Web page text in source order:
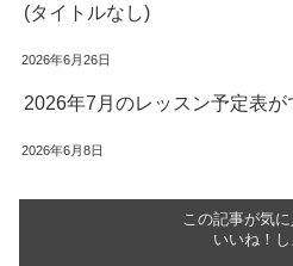
(タイトルなし)
2026年6月26日
2026年7月のレッスン予定表
2026年6月8日
この記事が気
いいね！し